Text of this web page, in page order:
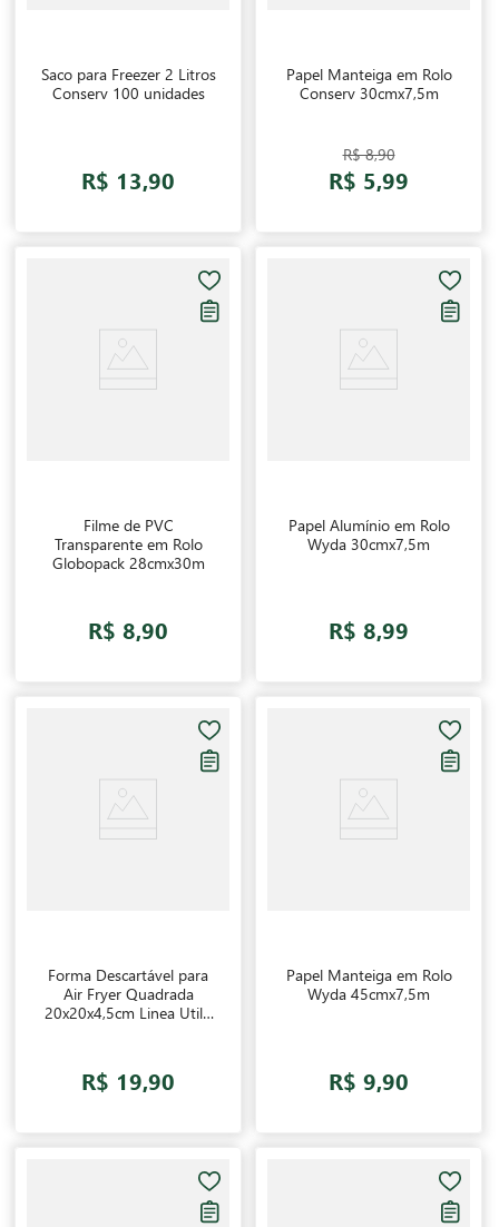
Saco para Freezer 2 Litros
Conserv 100 unidades
R$ 13,90
Papel Manteiga em Rolo
Conserv 30cmx7,5m
R$ 8,90
R$ 5,99
Filme de PVC
Transparente em Rolo
Globopack 28cmx30m
R$ 8,90
Papel Alumínio em Rolo
Wyda 30cmx7,5m
R$ 8,99
Forma Descartável para
Air Fryer Quadrada
20x20x4,5cm Linea Utilo
R$ 19,90
Papel Manteiga em Rolo
Wyda 45cmx7,5m
R$ 9,90